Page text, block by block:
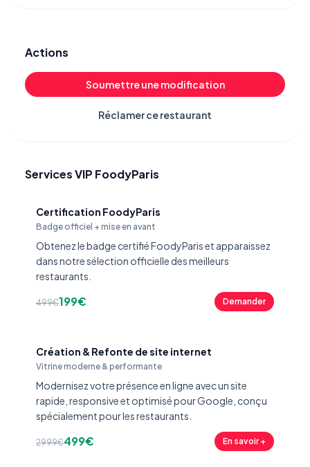
Actions
Soumettre une modification
Réclamer ce restaurant
Services VIP FoodyParis
Certification FoodyParis
Badge officiel + mise en avant
Obtenez le badge certifié FoodyParis et apparaissez
dans notre sélection officielle des meilleurs
restaurants.
499€199€ Demander
Création & Refonte de site internet
Vitrine moderne & performante
Modernisez votre présence en ligne avec un site
rapide, responsive et optimisé pour Google, conçu
spécialement pour les restaurants.
2999€499€ En savoir +